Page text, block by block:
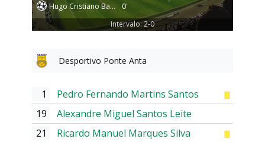
Hugo Cristiano Barbosa Conceição
0'
Intervalo: 2-0
Desportivo Ponte Anta
1
Pedro Fernando Martins Santos
19
Alexandre Miguel Santos Leite
21
Ricardo Manuel Marques Silva